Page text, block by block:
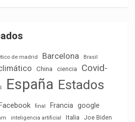
de madrid Barcelona
Brasil
China ciencia
Covid-
España Estados
final Francia google
inteligencia artificial Italia Joe Biden